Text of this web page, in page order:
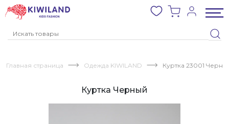
Главная страница Одежда KIWILAND Куртка 23001
Куртка Черный